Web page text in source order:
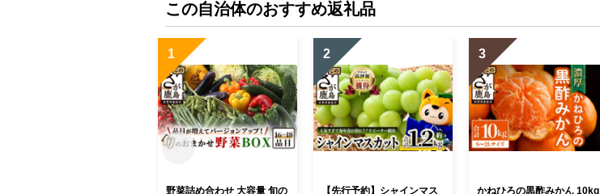
この自治体のおすすめ返礼品
1
野菜詰め合わせ 大容量 旬の
2
【先行予約】シャインマス
3
かねひろの黒酢みかん 10kg